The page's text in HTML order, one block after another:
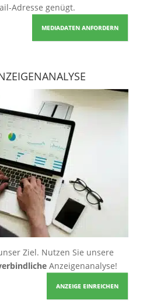
Adresse genügt.
MEDIADATEN ANFORDERN
Ziel. Nutzen Sie unsere
Anzeigenanalyse!
ANZEIGE EINREICHEN